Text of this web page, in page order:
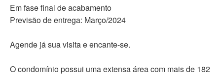
Em fase final de acabamento
Previsão de entrega: Março/2024
Agende já sua visita e encante-se.
O condomínio possui uma extensa área com mais de 182